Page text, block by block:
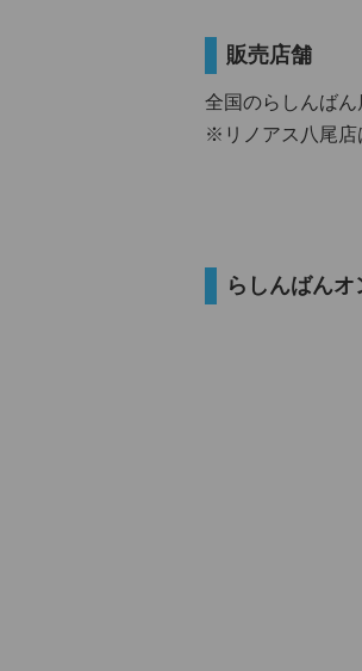
販売店舗
全国のらしんばん
※リノアス八尾店
らしんばんオ